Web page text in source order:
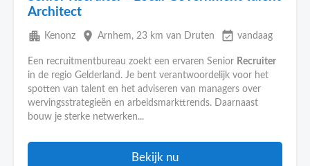
Architect
apartment Kenonz place Arnhem, 23 km van Druten event_available vandaag
Een recruitmentbureau zoekt een ervaren Senior Recruiter
in de regio Gelderland. Je bent verantwoordelijk voor het
spotten van talent en het adviseren van managers over
wervingsstrategieën en arbeidsmarkttrends. Daarnaast
bouw je sterke netwerken...
Bekijk nu